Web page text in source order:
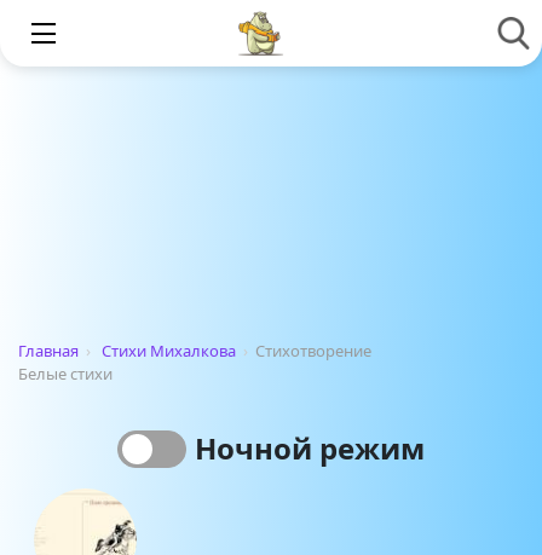
Главная › Стихи Михалкова › Стихотворение
Белые стихи
Ночной режим